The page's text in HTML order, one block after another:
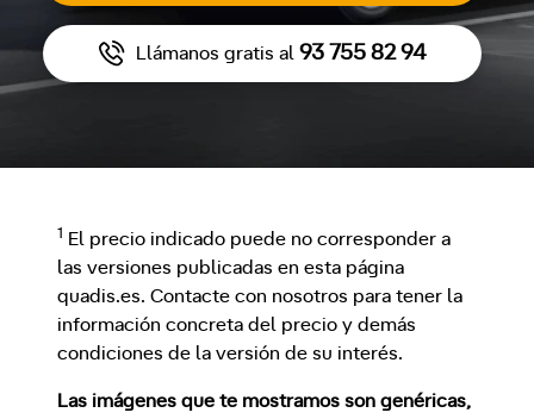
Llámanos gratis al 93 755 82 94
1
El precio indicado puede no corresponder a
las versiones publicadas en esta página
quadis.es. Contacte con nosotros para tener la
información concreta del precio y demás
condiciones de la versión de su interés.
Las imágenes que te mostramos son genéricas,